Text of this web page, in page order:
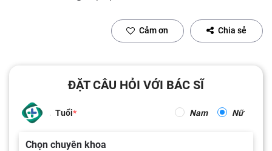
Cảm ơn Chia sẻ
ĐẶT CÂU HỎI VỚI BÁC SĨ
Tuổi Nam Nữ
Chọn chuyên khoa